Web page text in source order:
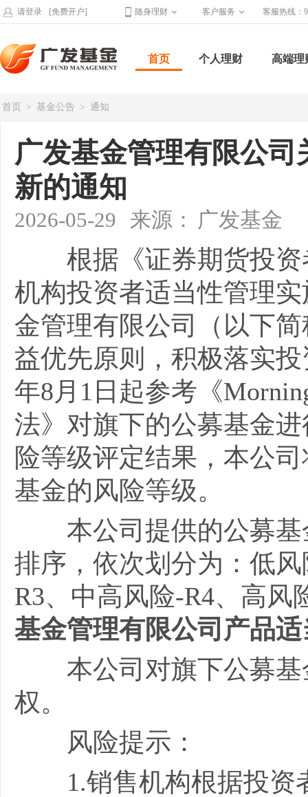
请登录 [免费开户] 随身理财 客户服务 客服热线：
首页 个人理财 高端理
首页 > 基金公告 > 通知
广发基金管理有限公
新的通知
2026-05-29 来源： 广发基金
根据《证券期货投
机构投资者适当性管理
金管理有限公司（以下
益优先原则，积极落实
年8月 1 日起参考《
法》对旗下的公募基金
险等级评定结果，本公
基金的风险等级。
本公司提供的公募
排序，依次划分为：低风
R3、中高风险-R4、高风
基金管理有限公司产品
本公司对旗下公募
权。
风险提示：
1.销售机构根据投资